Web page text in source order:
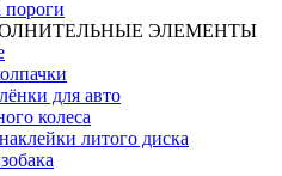
пороги
ЭЛЕМЕНТЫ
для авто
колеса
литого диска